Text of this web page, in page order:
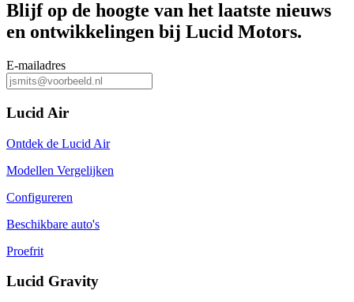
Blijf op de hoogte van het laatste nieuws
en ontwikkelingen bij Lucid Motors.
E-mailadres
Lucid Air
Ontdek de Lucid Air
Modellen Vergelijken
Configureren
Beschikbare auto's
Proefrit
Lucid Gravity